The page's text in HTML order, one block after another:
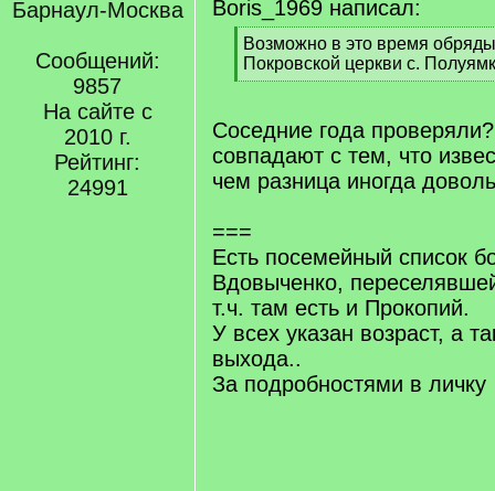
Барнаул-Москва
Сообщений:
9857
На сайте с
2010 г.
Рейтинг:
24991
Boris_1969 написал:
[
q
]
Возможно в это время
Покровской церкви с.
[
q
]
Соседние года
совпадают с тем, что
чем разница иногда
===
Есть посемейный список
Вдовыченко,
т.ч. там есть и Прокопий.
У всех указан возраст, а
выхода..
За подробностями в личку